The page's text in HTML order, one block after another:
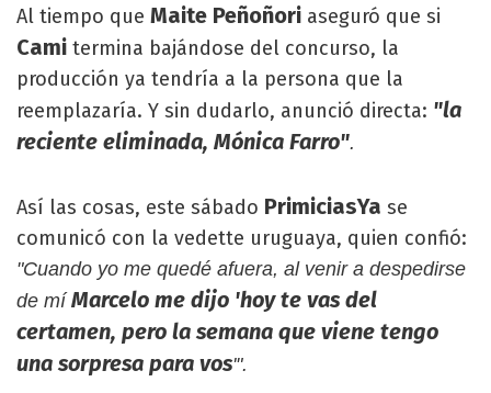
Al tiempo que Maite Peñoñori aseguró que si
Cami termina bajándose del concurso, la
producción ya tendría a la persona que la
reemplazaría. Y sin dudarlo, anunció directa: "la
reciente eliminada, Mónica Farro".
Así las cosas, este sábado PrimiciasYa se
comunicó con la vedette uruguaya, quien confió:
"Cuando yo me quedé afuera, al venir a despedirse
de míMarcelo me dijo 'hoy te vas del
certamen, pero la semana que viene tengo
una sorpresa para vos'".